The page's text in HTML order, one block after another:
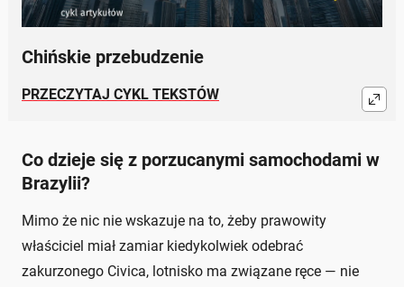
Chińskie przebudzenie
PRZECZYTAJ CYKL TEKSTÓW
Co dzieje się z porzucanymi samochodami w
Brazylii?
Mimo że nic nie wskazuje na to, żeby prawowity
właściciel miał zamiar kiedykolwiek odebrać
zakurzonego Civica, lotnisko ma związane ręce — nie